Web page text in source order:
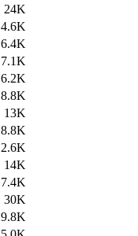
24K
4.6K
6.4K
7.1K
6.2K
8.8K
13K
8.8K
2.6K
14K
7.4K
30K
9.8K